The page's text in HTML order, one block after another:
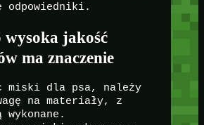
odpowiedniki.
wysoka jakość
ma znaczenie
miski dla psa, należy
na materiały, z